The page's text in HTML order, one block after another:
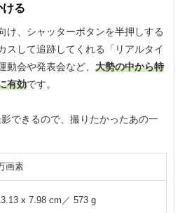
ける
け、シャッターボタンを半押しする
スして追跡してくれる「リアルタイ
動会や発表会など、 大勢の中から特
有効です。
できるので、撮りたかったあの一
画素
x 7.98 cm／ 573 g